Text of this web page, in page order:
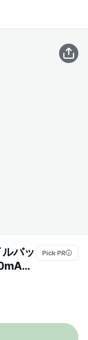
バッ
器 ア
持ち
電器